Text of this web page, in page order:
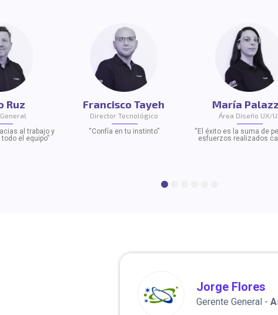
Ruz
al trabajo y
el equipo”
Francisco Tayeh
Director Tecnológico
“Confía en tu instinto”
María
Área Diseño UX/UI
“El éxito es la suma de
esfuerzos realizados
Jorge Flores
Gerente General -